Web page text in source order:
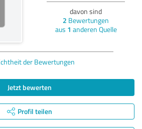
davon sind
2 Bewertungen
aus 1 anderen Quelle
der Bewertungen
Jetzt bewerten
Profil teilen